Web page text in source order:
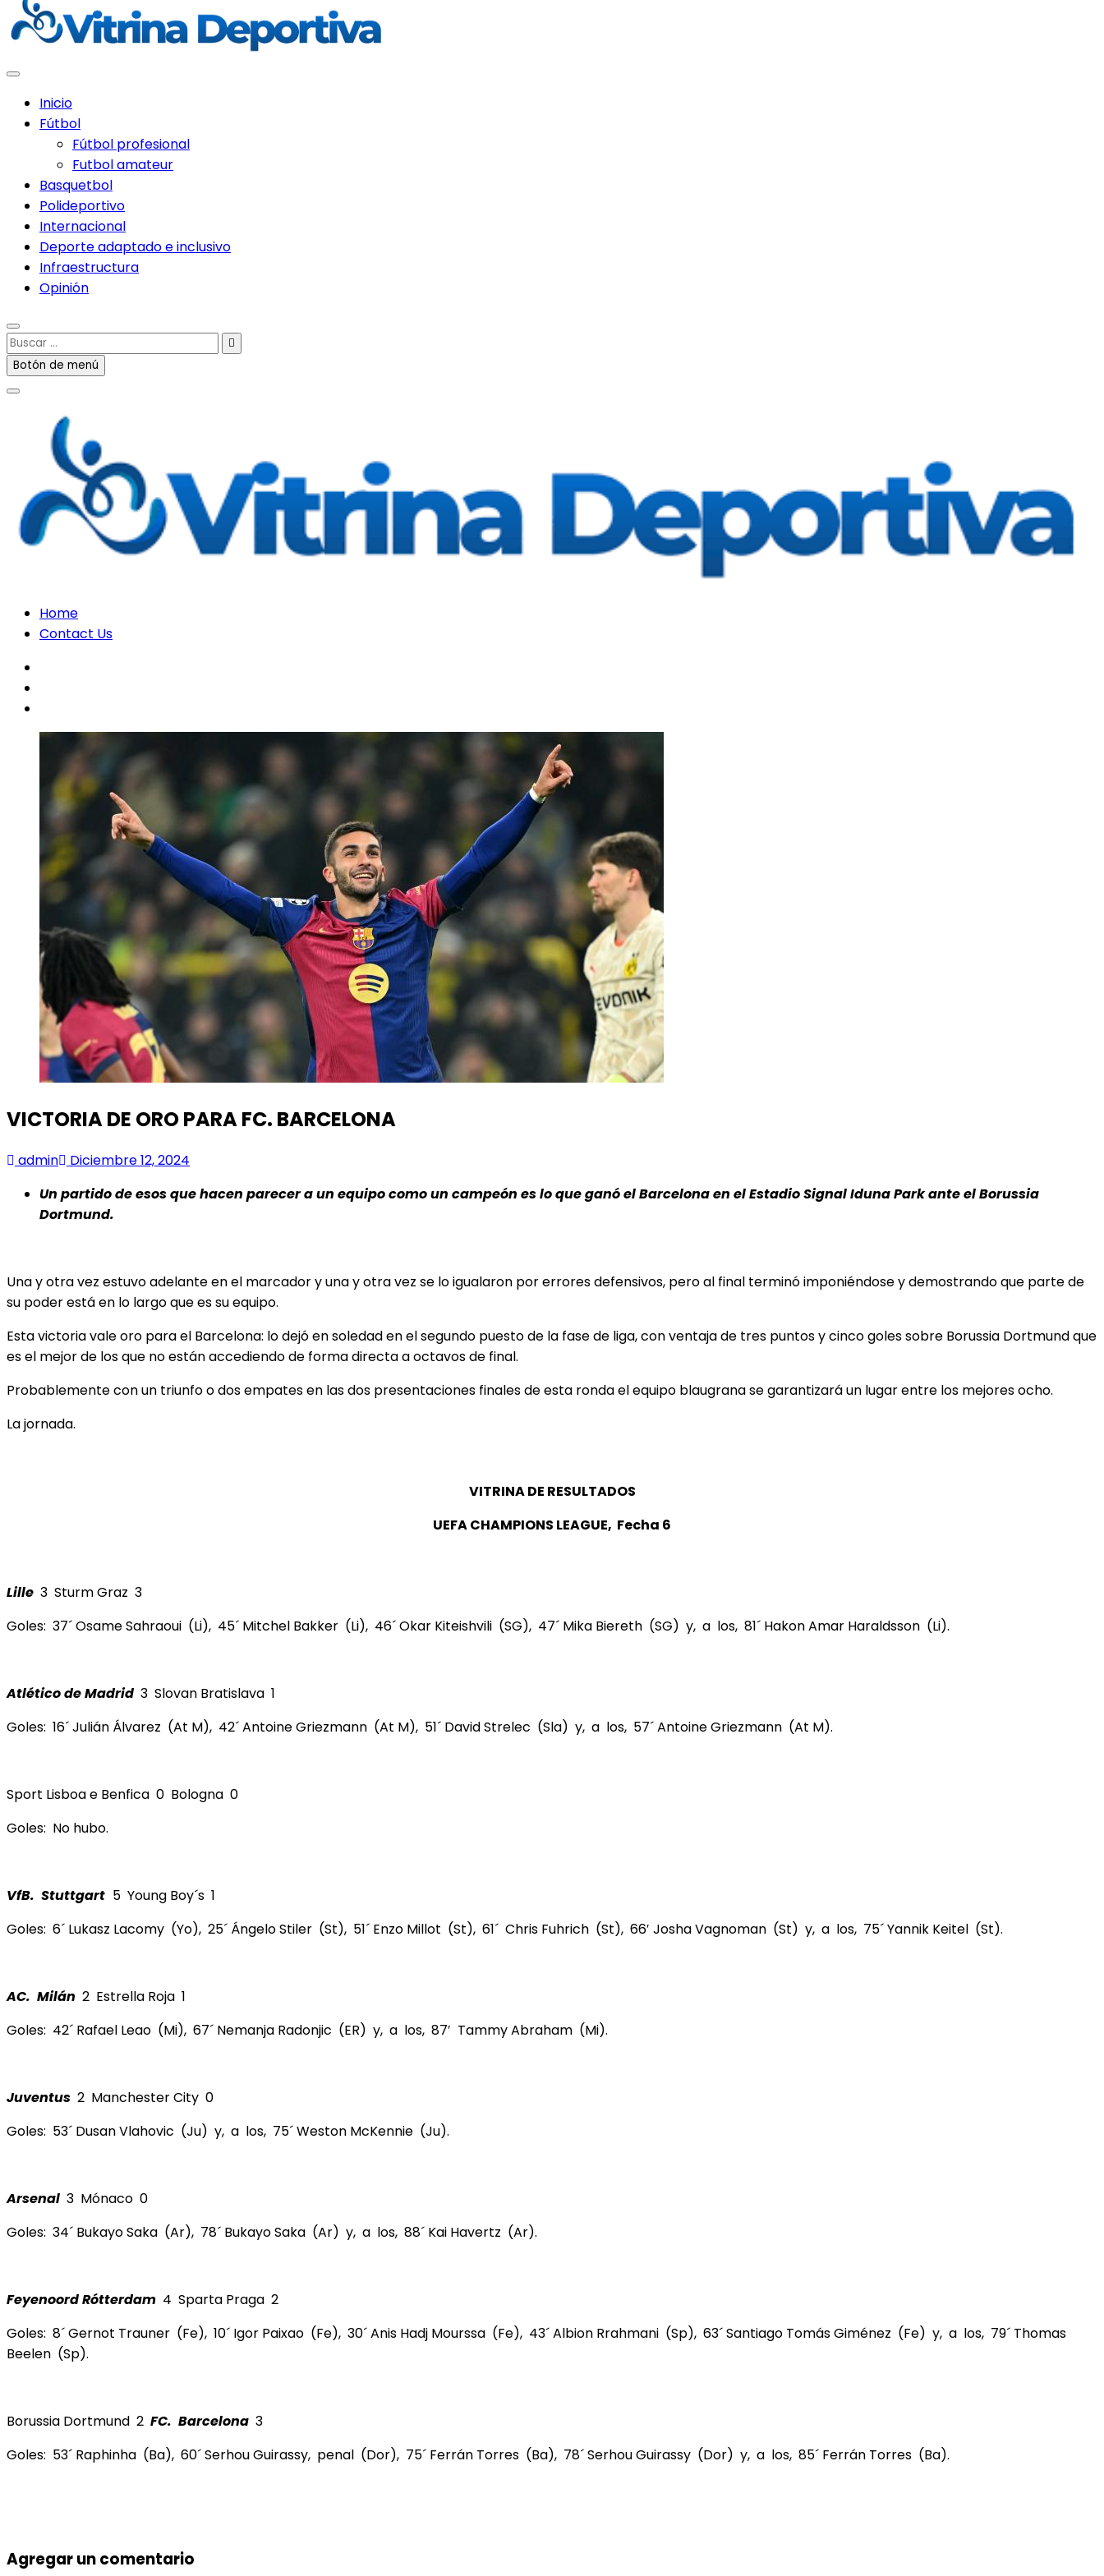
Inicio
Fútbol
Fútbol profesional
Futbol amateur
Basquetbol
Polideportivo
Internacional
Deporte adaptado e inclusivo
Infraestructura
Opinión
Buscar
…Botón de menú
Home
Contact Us
VICTORIA DE ORO PARA FC. BARCELONA
admin
Diciembre 12, 2024
Un partido de esos que hacen parecer a un equipo como un campeón es lo que ganó el Barcelona en el Estadio Signal Iduna Park ante el Borussia
Dortmund.
Una y otra vez estuvo adelante en el marcador y una y otra vez se lo igualaron por errores defensivos, pero al final terminó imponiéndose y demostrando que parte de
su poder está en lo largo que es su equipo.
Esta victoria vale oro para el Barcelona: lo dejó en soledad en el segundo puesto de la fase de liga, con ventaja de tres puntos y cinco goles sobre Borussia Dortmund que
es el mejor de los que no están accediendo de forma directa a octavos de final.
Probablemente con un triunfo o dos empates en las dos presentaciones finales de esta ronda el equipo blaugrana se garantizará un lugar entre los mejores ocho.
La jornada.
VITRINA DE RESULTADOS
UEFA CHAMPIONS LEAGUE, Fecha 6
Lille 3 Sturm Graz 3
Goles: 37´ Osame Sahraoui (Li), 45´ Mitchel Bakker (Li), 46´ Okar Kiteishvili (SG), 47´ Mika Biereth (SG) y, a los, 81´ Hakon Amar Haraldsson (Li).
Atlético de Madrid 3 Slovan Bratislava 1
Goles: 16´ Julián Álvarez (At M), 42´ Antoine Griezmann (At M), 51´ David Strelec (Sla) y, a los, 57´ Antoine Griezmann (At M).
Sport Lisboa e Benfica 0 Bologna 0
Goles: No hubo.
VfB. Stuttgart 5 Young Boy´s 1
Goles: 6´ Lukasz Lacomy (Yo), 25´ Ángelo Stiler (St), 51´ Enzo Millot (St), 61´ Chris Fuhrich (St), 66′ Josha Vagnoman (St) y, a los, 75´ Yannik Keitel (St).
AC. Milán 2 Estrella Roja 1
Goles: 42´ Rafael Leao (Mi), 67´ Nemanja Radonjic (ER) y, a los, 87′ Tammy Abraham (Mi).
Juventus 2 Manchester City 0
Goles: 53´ Dusan Vlahovic (Ju) y, a los, 75´ Weston McKennie (Ju).
Arsenal 3 Mónaco 0
Goles: 34´ Bukayo Saka (Ar), 78´ Bukayo Saka (Ar) y, a los, 88´ Kai Havertz (Ar).
Feyenoord Rótterdam 4 Sparta Praga 2
Goles: 8´ Gernot Trauner (Fe), 10´ Igor Paixao (Fe), 30´ Anis Hadj Mourssa (Fe), 43´ Albion Rrahmani (Sp), 63´ Santiago Tomás Giménez (Fe) y, a los, 79´ Thomas
Beelen (Sp).
Borussia Dortmund 2 FC. Barcelona 3
Goles: 53´ Raphinha (Ba), 60´ Serhou Guirassy, penal (Dor), 75´ Ferrán Torres (Ba), 78´ Serhou Guirassy (Dor) y, a los, 85´ Ferrán Torres (Ba).
Agregar un comentario